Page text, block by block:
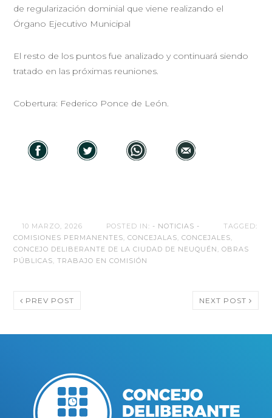
de regularización dominial que viene realizando el
Órgano Ejecutivo Municipal
El resto de los puntos fue analizado y continuará siendo
tratado en las próximas reuniones.
Cobertura: Federico Ponce de León.
10 MARZO, 2026 POSTED IN: - NOTICIAS -
TAGGED:
COMISIONES PERMANENTES,CONCEJALAS,CONCEJALES,
CONCEJO DELIBERANTE DE LA CIUDAD DE NEUQUÉN ,OBRAS
PÚBLICAS,TRABAJO EN COMISIÓN
PREV POST NEXT POST